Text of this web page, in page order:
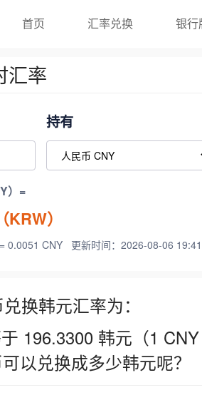
首页 汇率兑换 银行
汇率
持有
）=
KRW）
0.0051 CNY 更新时间：2026-08-06
换韩元汇率为：
196.3300 韩元（1
以兑换成多少韩元呢？